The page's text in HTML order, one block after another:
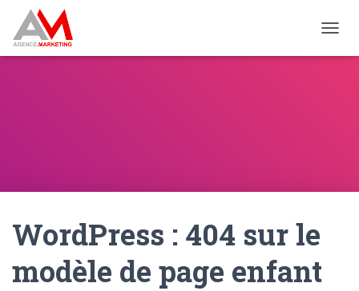
WordPress : 404 sur le
modèle de page enfant